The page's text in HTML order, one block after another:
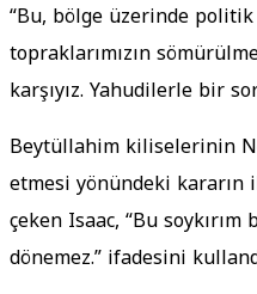
“Bu, bölge üzerinde
topraklarımızın
karşıyız. Yahudilerle bir
Beytüllahim kiliselerinin
etmesi yönündeki kararın
çeken Isaac, “Bu
dönemez.” ifadesini